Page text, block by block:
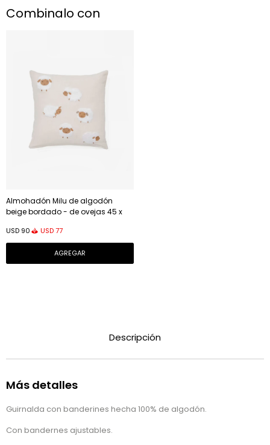
Combinalo con
Almohadón Milu de algodón
beige bordado - de ovejas 45 x
USD 90 USD77
Descripción
Más detalles
Guirnalda con banderines hecha 100% de algodón.
Con bandernes ajustables.